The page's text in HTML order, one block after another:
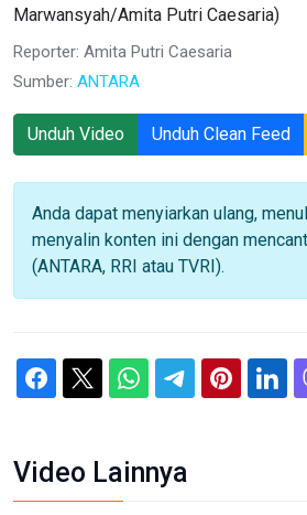
Marwansyah/Amita Putri Caesaria)
Reporter: Amita Putri Caesaria
Sumber: ANTARA
Unduh Video Unduh Clean Feed
Anda dapat menyiarkan ulang,
menyalin konten ini dengan
(ANTARA, RRI atau TVRI).
Video Lainnya